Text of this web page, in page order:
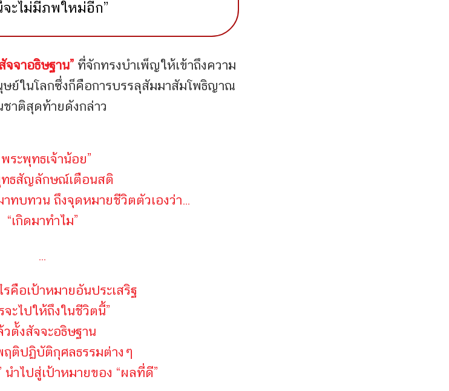
ะไม่มีภพใหม่อีก”
จจาอธิษฐาน” ที่จักทรงบำเพ็ญให้เข้าถึงความ
ย์ในโลกซึ่งก็คือการบรรลุสัมมาสัมโพธิญาณ
ชาติสุดท้ายดังกล่าว
พระพุทธเจ้าน้อย”
ทธสัญลักษณ์เตือนสติ
ทบทวน ถึงจุดหมายชีวิตตัวเองว่า…
“เกิดมาทำไม”
…
รคือเป้าหมายอันประเสริฐ
จะไปให้ถึงในชีวิตนี้”
วตั้งสัจจะอธิษฐาน
ฤติปฏิบัติกุศลธรรมต่างๆ
นำไปสู่เป้าหมายของ “ผลที่ดี”